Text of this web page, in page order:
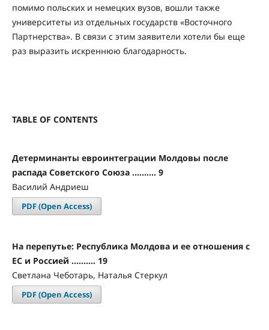
помимо польских и немецких вузов, вошли также
университеты из отдельных государств «Восточного
Партнерства». В связи с этим заявители хотели бы еще
раз выразить искреннюю благодарность.
TABLE OF CONTENTS
Детерминанты евроинтеграции Молдовы после
распада Советского Союза .......... 9
Василий Андриеш
PDF (Open Access)
На перепутье: Республика Молдова и ее отношения с
ЕС и Россией .......... 19
Светлана Чеботарь, Наталья Стеркул
PDF (Open Access)